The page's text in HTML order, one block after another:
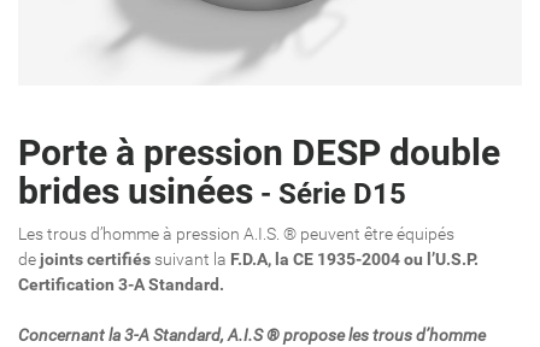
Porte à pression DESP double
brides usinées - Série D15
Les trous d’homme à pression A.I.S. ® peuvent être équipés
de joints certifiéssuivant la F.D.A, la CE 1935-2004 ou l’U.S.P.
Certification 3-A Standard.
Concernant la 3-A Standard, A.I.S ® propose les trous d’homme